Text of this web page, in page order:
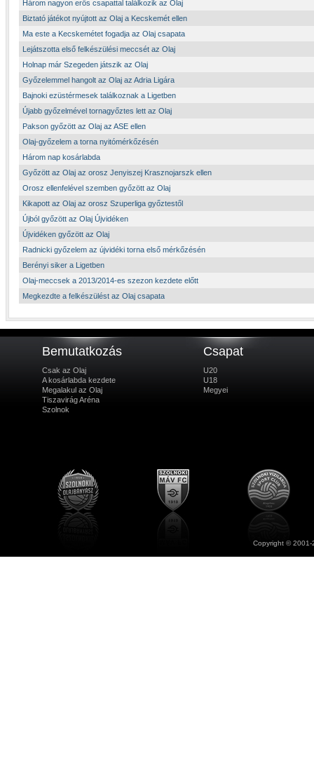
Három nagyon erős csapattal találkozik az Olaj
Biztató játékot nyújtott az Olaj a Kecskemét ellen
Ma este a Kecskemétet fogadja az Olaj csapata
Lejátszotta első felkészülési meccsét az Olaj
Holnap már Szegeden játszik az Olaj
Győzelemmel hangolt az Olaj az Adria Ligára
Bajnoki ezüstérmesek találkoznak a Ligetben
Újabb győzelmével tornagyőztes lett az Olaj
Pakson győzött az Olaj az ASE ellen
Olaj-győzelem a torna nyitómérkőzésén
Három nap kosárlabda
Győzött az Olaj az orosz Jenyiszej Krasznojarszk ellen
Orosz ellenfelével szemben győzött az Olaj
Kikapott az Olaj az orosz Szuperliga győztestől
Újból győzött az Olaj Újvidéken
Újvidéken győzött az Olaj
Radnicki győzelem az újvidéki torna első mérkőzésén
Berényi siker a Ligetben
Olaj-meccsek a 2013/2014-es szezon kezdete előtt
Megkezdte a felkészülést az Olaj csapata
Bemutatkozás
Csak az Olaj
A kosárlabda kezdete
Megalakul az Olaj
Tiszavirág Aréna
Szolnok
Csapat
U20
U18
Megyei
Copyright ©